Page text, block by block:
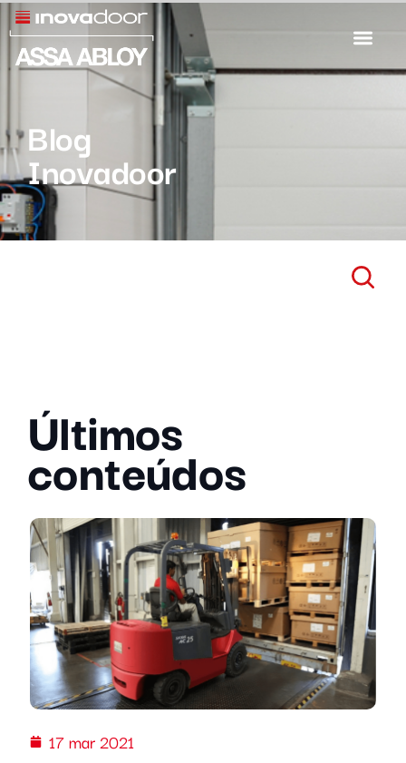
Blog
Inovadoor
Últimos
conteúdos
17 mar 2021